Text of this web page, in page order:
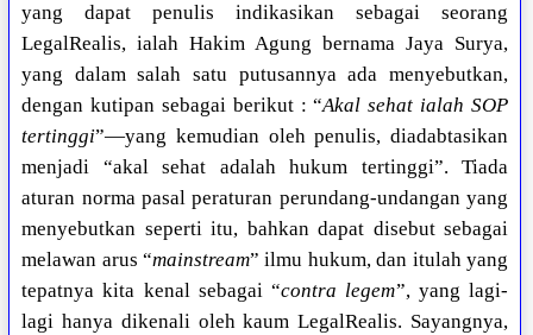
yang dapat penulis indikasikan sebagai seorang
LegalRealis, ialah Hakim Agung bernama Jaya Surya,
yang dalam salah satu putusannya ada menyebutkan,
dengan kutipan sebagai berikut : “Akal sehat ialah SOP
tertinggi”—yang kemudian oleh penulis, diadabtasikan
menjadi “akal sehat adalah hukum tertinggi”. Tiada
aturan norma pasal peraturan perundang-undangan yang
menyebutkan seperti itu, bahkan dapat disebut sebagai
melawan arus “mainstream” ilmu hukum, dan itulah yang
tepatnya kita kenal sebagai “contra legem”, yang lagi-
lagi hanya dikenali oleh kaum LegalRealis. Sayangnya,